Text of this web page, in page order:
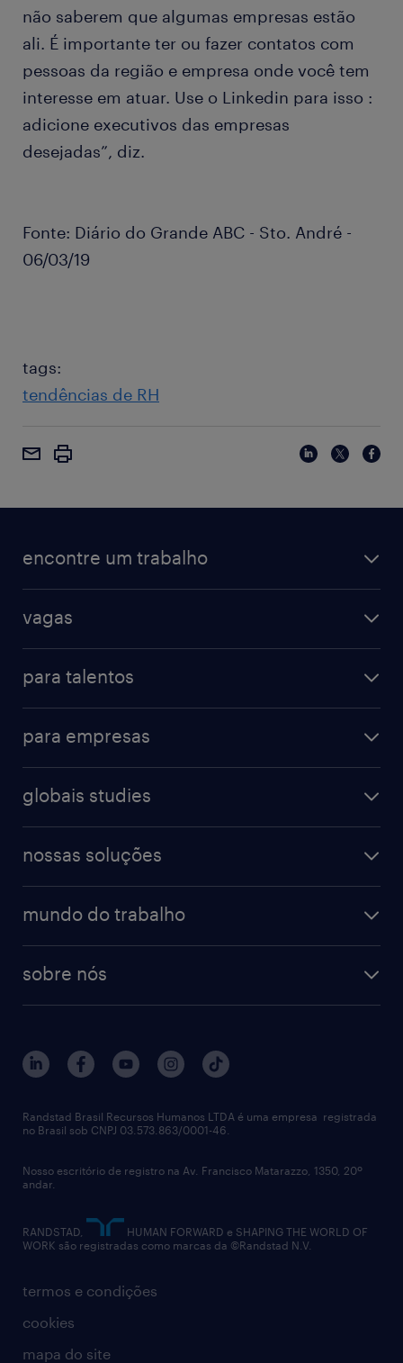
não saberem que algumas empresas estão
ali. É importante ter ou fazer contatos com
pessoas da região e empresa onde você tem
interesse em atuar. Use o Linkedin para isso :
adicione executivos das empresas
desejadas”, diz.
Fonte: Diário do Grande ABC - Sto. André -
06/03/19
tags:
tendências de RH
encontre um trabalho
vagas
para talentos
para empresas
globais studies
nossas soluções
mundo do trabalho
sobre nós
termos e condições
cookies
mapa do site
Randstad Brasil Recursos Humanos LTDA é uma empresa registrada
no Brasil sob CNPJ 03.573.863/0001-46.
Nosso escritório de registro na Av. Francisco Matarazzo, 1350, 20º
andar.
RANDSTAD,
HUMAN FORWARD e SHAPING THE WORLD OF
WORK são registradas como marcas da ©Randstad N.V.